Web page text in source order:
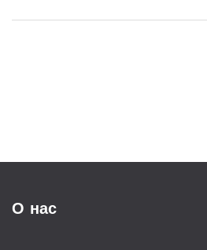
О нас